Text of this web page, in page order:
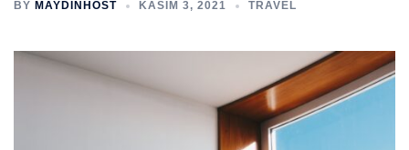
BY MAYDINHOST KASIM 3, 2021 TRAVEL